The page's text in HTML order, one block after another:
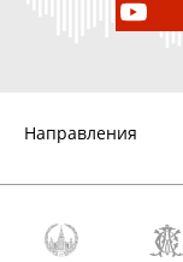
Направления